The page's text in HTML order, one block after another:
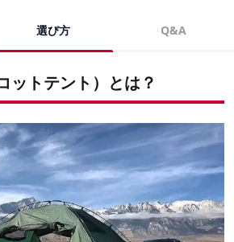
選び方 Q&A
ットテント）とは？